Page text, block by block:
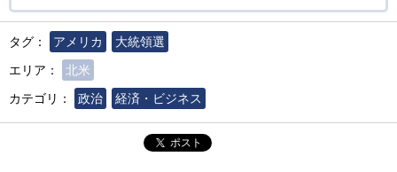
タグ： アメリカ
大統領選
エリア：
北米
カテゴリ：
政治 経済・ビジネス
ポスト